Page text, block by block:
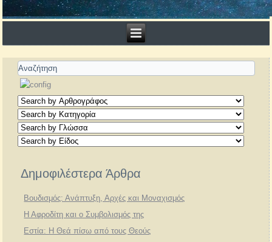
Δημοφιλέστερα Άρθρα
Βουδισμός: Ανάπτυξη, Αρχές και Μοναχισμός
Η Αφροδίτη και ο Συμβολισμός της
Εστία: Η Θεά πίσω από τους Θεούς